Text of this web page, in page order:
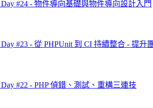
Day #24 - 物件導向基礎與物件導向設計入門
Day #23 - 從 PHPUnit 到 CI 持續整合 - 提升
#22 - PHP 偵錯、測試、重構三連技